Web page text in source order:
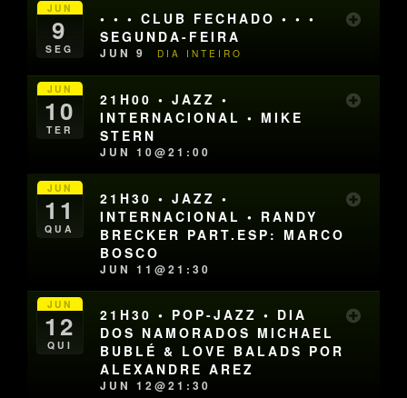
JUN
9
SEG
• • • CLUB FECHADO • • •
SEGUNDA-FEIRA
JUN 9 DIA INTEIRO
JUN
10
TER
21H00 • JAZZ •
INTERNACIONAL • MIKE
STERN
JUN 10@21:00
JUN
11
QUA
21H30 • JAZZ •
INTERNACIONAL • RANDY
BRECKER PART.ESP: MARCO
BOSCO
JUN 11@21:30
JUN
12
QUI
21H30 • POP-JAZZ • DIA
DOS NAMORADOS MICHAEL
BUBLÉ & LOVE BALADS POR
ALEXANDRE AREZ
JUN 12@21:30